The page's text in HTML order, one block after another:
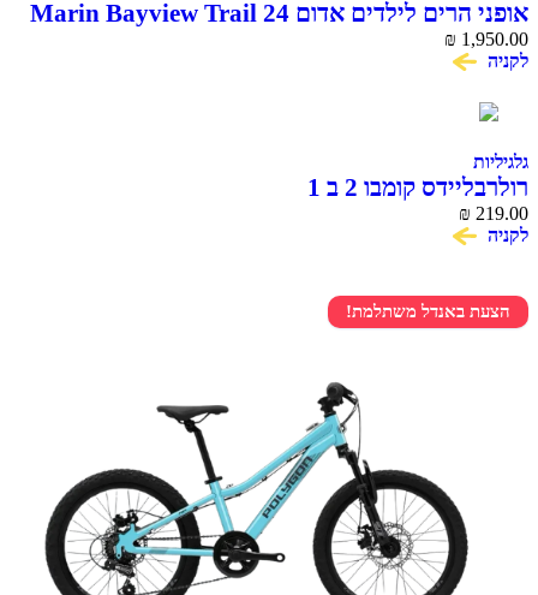
אופני הרים לילדים אדום 24 Marin Bayview Trail
₪ 1,950.00
לקניה
גלגיליות
רולרבליידס קומבו 2 ב 1
₪ 219.00
לקניה
הצעת באנדל משתלמת!